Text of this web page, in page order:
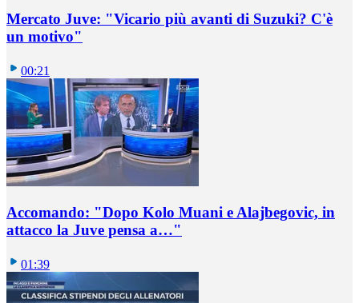
Mercato Juve: "Vicario più avanti di Suzuki? C'è
un motivo"
00:21
Accomando: "Dopo Kolo Muani e Alajbegovic, in
attacco la Juve pensa a…"
01:39